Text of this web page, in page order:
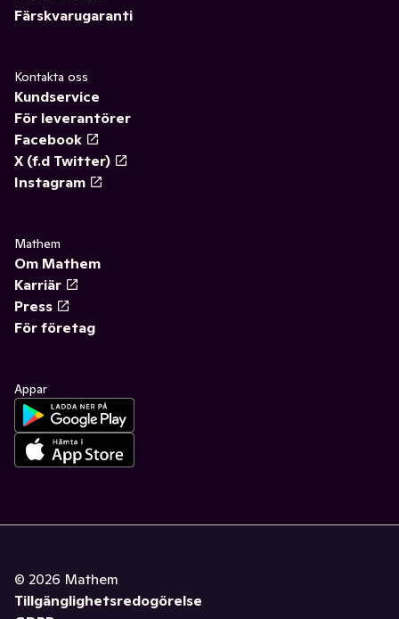
Färskvarugaranti
Kontakta oss
Kundservice
För leverantörer
Facebook
X (f.d Twitter)
Instagram
Mathem
Om Mathem
Karriär
Press
För företag
Appar
© 2026 Mathem
Tillgänglighetsredogörelse